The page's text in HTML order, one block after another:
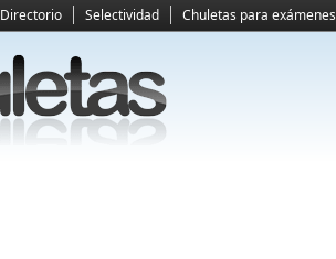
Directorio Selectividad Chuletas para exámenes